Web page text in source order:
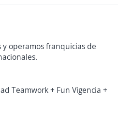
operamos franquicias de
Teamwork + Fun Vigencia +